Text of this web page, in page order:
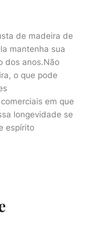
de madeira de
mantenha sua
dos anos.Não
o que pode
em que
longevidade se
espírito